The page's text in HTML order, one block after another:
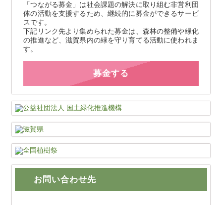
「つながる募金」は社会課題の解決に取り組む非営利団
体の活動を支援するため、継続的に募金ができるサービ
スです。
下記リンク先より集められた募金は、森林の整備や緑化
の推進など、滋賀県内の緑を守り育てる活動に使われま
す。
募金する
お問い合わせ先